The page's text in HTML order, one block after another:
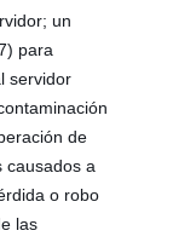
un
para
servidor
de
causados a
o robo
las